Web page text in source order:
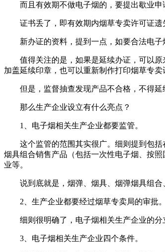
而且有效期不做电子烟的，要提出歇业申
证书丢了，即有效期内烟草专卖许可证
新办证的资料，提到一点，如要合法电
值得关注的是，如果是延续办证，可以
加盖延续印章，也可以重新制作打印烟草专卖
但是，监督抽查发现产品不合格，不得
那么生产企业设立有什么亮点？
1、电子烟相关生产企业都要监管。
这个监管的范围其实很广。细则提到包
烟具组合销售产品（包括一次性电子烟、按
业等。
说到底就是，烟弹、烟具、烟弹烟具组
2、生产企业都要经过烟草专卖局的审批。
细则很明确了，电子烟相关生产企业的
3、电子烟相关生产企业四个条件。